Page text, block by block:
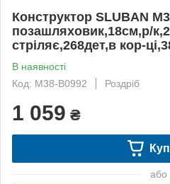
Конструктор SLUBAN
позашляховик,18см,р/
стріляє,268дет,в кор-
В наявності
Код: M38-B0992
Роздріб
1 059 ₴
або